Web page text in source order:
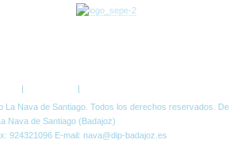
| |
La Nava de Santiago. Todos los derechos reservados.
Nava de Santiago (Badajoz)
924321096 E-mail: nava@dip-badajoz.es